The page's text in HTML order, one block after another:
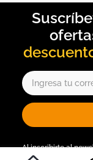
Al inscribirte al